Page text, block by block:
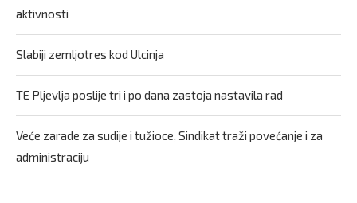
aktivnosti
Slabiji zemljotres kod Ulcinja
TE Pljevlja poslije tri i po dana zastoja nastavila rad
Veće zarade za sudije i tužioce, Sindikat traži povećanje i za
administraciju